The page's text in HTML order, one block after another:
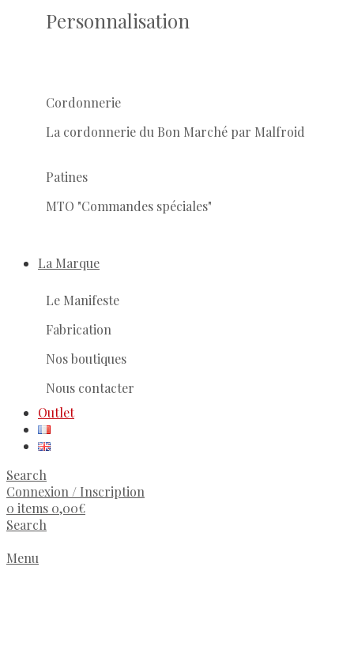
Personnalisation
Cordonnerie
La cordonnerie du Bon Marché par Malfroid
Patines
MTO "Commandes spéciales"
La Marque
Le Manifeste
Fabrication
Nos boutiques
Nous contacter
Outlet
Search
Connexion / Inscription
0 items 0,00€
Search
Menu